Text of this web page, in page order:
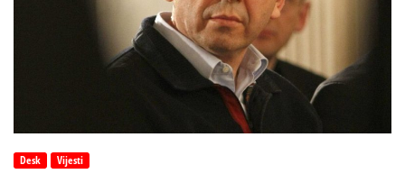
Desk Vijesti